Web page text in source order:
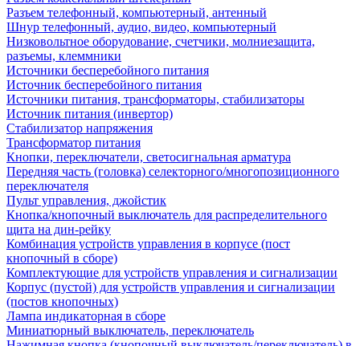
Разъем телефонный, компьютерный, антенный
Шнур телефонный, аудио, видео, компьютерный
Низковольтное оборудование, счетчики, молниезащита,
разъемы, клеммники
Источники бесперебойного питания
Источник бесперебойного питания
Источники питания, трансформаторы, стабилизаторы
Источник питания (инвертор)
Стабилизатор напряжения
Трансформатор питания
Кнопки, переключатели, светосигнальная арматура
Передняя часть (головка) селекторного/многопозиционного
переключателя
Пульт управления, джойстик
Кнопка/кнопочный выключатель для распределительного
щита на дин-рейку
Комбинация устройств управления в корпусе (пост
кнопочный в сборе)
Комплектующие для устройств управления и сигнализации
Корпус (пустой) для устройств управления и сигнализации
(постов кнопочных)
Лампа индикаторная в сборе
Миниатюрный выключатель, переключатель